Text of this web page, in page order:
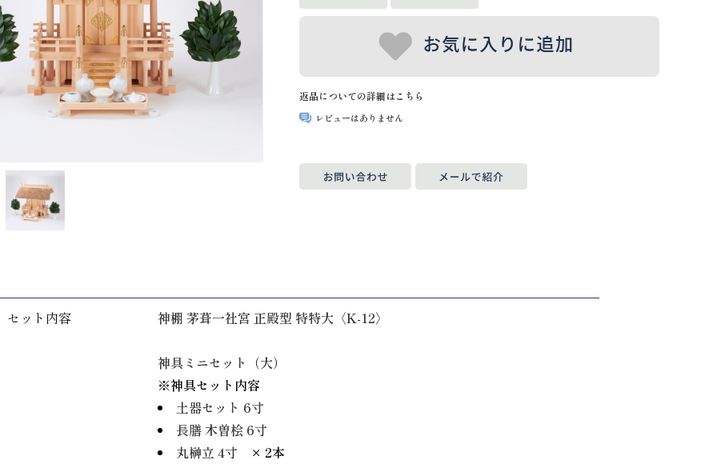
返品についての詳細はこちら
レビューはありません
セット内容 神棚 茅葺一社宮 正殿型 特特大〈K-12〉
神具ミニセット（大）
※神具セット内容
土器セット 6寸
長膳 木曽桧 6寸
丸榊立 4寸 × 2本